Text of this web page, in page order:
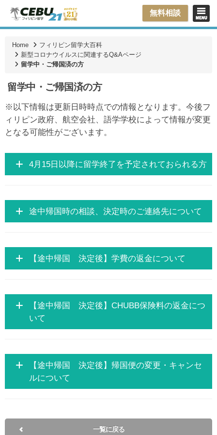
無料相談
Home
フィリピン留学大百科
新型コロナウイルスに関連するQ&Aページ
留学中・ご帰国済の方
留学中・ご帰国済の方
※以下情報は更新日時時点での情報となります。今後フ
ィリピン政府、航空会社、語学学校によって情報が変更
となる可能性がございます。
4月15日以降に留学終了を予定されておられる方
途中帰国時の相談、決定時のご連絡先について
【途中帰国 決定後】学費の返金について
【途中帰国 決定後】CHUBB保険料の返金につ
いて
【途中帰国 決定後】帰国便の変更・キャンセ
ルについて
一覧に戻る